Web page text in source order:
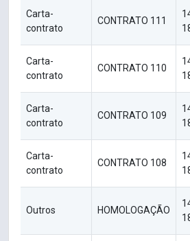
Carta-
contrato
CONTRATO 111
Carta-
contrato
CONTRATO 110
Carta-
contrato
CONTRATO 109
Carta-
contrato
CONTRATO 108
Outros HOMOLOGAÇÃO